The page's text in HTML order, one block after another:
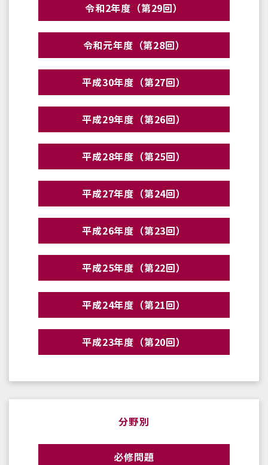
令和2年度（第29回）
令和元年度（第28回）
平成30年度（第27回）
平成29年度（第26回）
平成28年度（第25回）
平成27年度（第24回）
平成26年度（第23回）
平成25年度（第22回）
平成24年度（第21回）
平成23年度（第20回）
分野別
必修問題